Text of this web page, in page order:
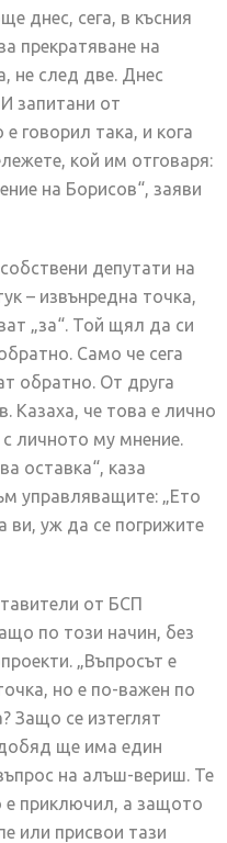
днес, сега, в късния
прекратяване на
не след две. Днес
запитани от
говорил така, и кога
кой им отговаря:
на Борисов“, заяви
депутати на
– извънредна точка,
„за“. Той щял да си
Само че сега
обратно. От друга
Казаха, че това е лично
личното му мнение.
оставка“, каза
управляващите: „Ето
ви, уж да се погрижите
от БСП
по този начин, без
„Въпросът е
но е по-важен по
Защо се изтеглят
ще има един
на алъш-вериш. Те
е приключил, а защото
или присвои тази